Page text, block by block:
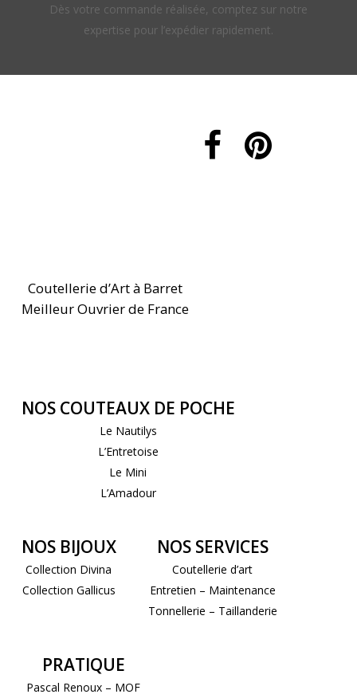
Dès votre commande réalisée, comptez sur notre
expertise pour l’expédier rapidement.
Coutellerie d’Art à Barret
Meilleur Ouvrier de France
NOS COUTEAUX DE POCHE
Le Nautilys
L’Entretoise
Le Mini
L’Amadour
NOS BIJOUX
Collection Divina
Collection Gallicus
NOS SERVICES
Coutellerie d’art
Entretien – Maintenance
Tonnellerie – Taillanderie
PRATIQUE
Pascal Renoux – MOF